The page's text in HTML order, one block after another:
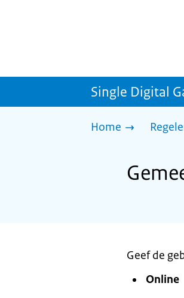
Single Digital
Home
Geef de
Online